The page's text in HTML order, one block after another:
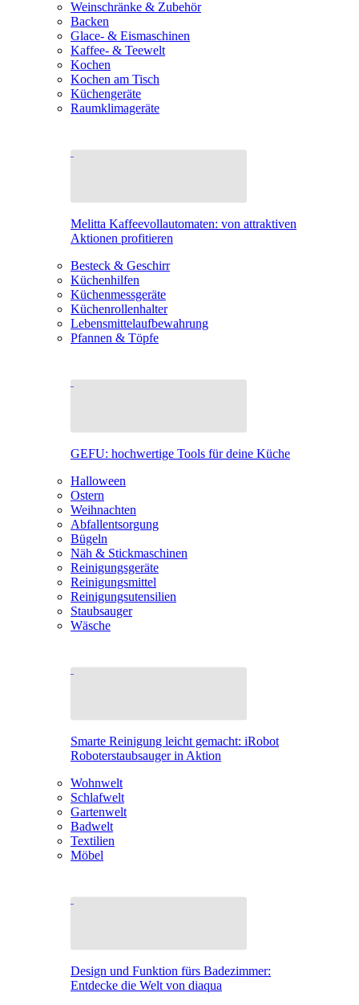
Weinschränke & Zubehör
Backen
Glace- & Eismaschinen
Kaffee- & Teewelt
Kochen
Kochen am Tisch
Küchengeräte
Raumklimageräte
Melitta Kaffeevollautomaten: von attraktiven
Aktionen profitieren
Besteck & Geschirr
Küchenhilfen
Küchenmessgeräte
Küchenrollenhalter
Lebensmittelaufbewahrung
Pfannen & Töpfe
GEFU: hochwertige Tools für deine Küche
Halloween
Ostern
Weihnachten
Abfallentsorgung
Bügeln
Näh & Stickmaschinen
Reinigungsgeräte
Reinigungsmittel
Reinigungsutensilien
Staubsauger
Wäsche
Smarte Reinigung leicht gemacht: iRobot
Roboterstaubsauger in Aktion
Wohnwelt
Schlafwelt
Gartenwelt
Badwelt
Textilien
Möbel
Design und Funktion fürs Badezimmer:
Entdecke die Welt von diaqua